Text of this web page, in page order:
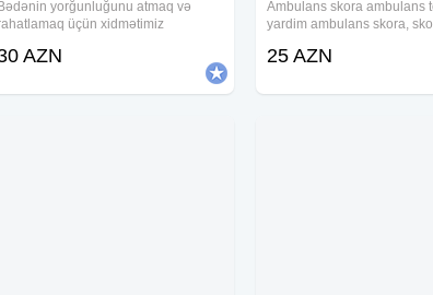
Bədənin yorğunluğunu atmaq və
üçün xidmətimiz
hicama (qan alma) və banka
üçün müraciət edə
AZN
Ambulans skora ambulans
yardim ambulans skora,
ambulans, ambulanc , skora
25 AZN